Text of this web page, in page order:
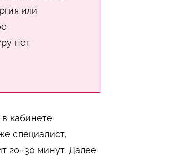
или
нет
кабинете
специалист,
20–30 минут. Далее